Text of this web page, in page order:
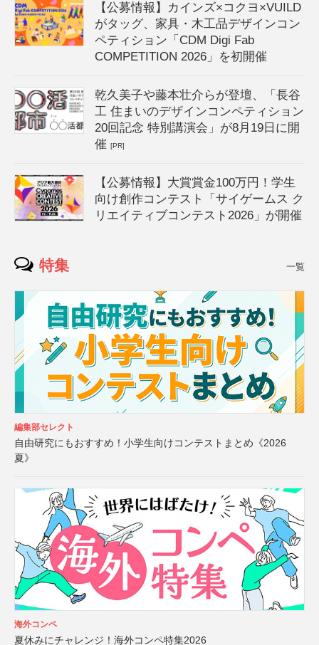
【公募情報】カインズ×コクヨ×VUILD
がタッグ、家具・木工品デザインコン
ペティション「CDM Digi Fab
COMPETITION 2026」を初開催
乾久美子や藤本壮介らが登壇、「長谷
工 住まいのデザインコンペティション
20回記念 特別講演会」が8月19日に開
催[PR]
【公募情報】大賞賞金100万円！学生
向け創作コンテスト「サイゲームス ク
リエイティブコンテスト2026」が開催
特集 一覧
編集部セレクト
自由研究にもおすすめ！小学生向けコンテストまとめ《2026
夏》
海外コンペ
夏休みにチャレンジ！海外コンペ特集2026